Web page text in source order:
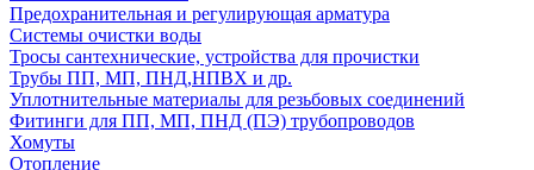
Предохранительная и регулирующая арматура
Системы очистки воды
Тросы сантехнические, устройства для прочистки
Трубы ПП, МП, ПНД,НПВХ и др.
Уплотнительные материалы для резьбовых соединений
Фитинги для ПП, МП, ПНД (ПЭ) трубопроводов
Хомуты
Отопление